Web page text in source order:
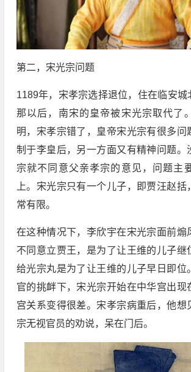
第二，宋光宗问题
1189年，宋孝宗选择退位，住在临安城
那以后，南宋的皇帝被宋光宗取代了
明，宋孝宗错了，皇帝宋光宗有很多问
制于李皇后，另一方面又有精神问题。
宗就不同意父亲孝宗的意见，问题主
上。宋光宗只有一个儿子，即贾汪赵
常有限。
在这种情况下，李欣宇在宋光宗面前煽
不同意立贾王，是为了让王维的儿子继
给光宗丸是为了让王维的儿子早日即位
官的挑衅下，宋光宗开始在中华宫出现
宫关系变得很差。宋孝宗病重后，他想
宗无视官员的劝说，呆在门后。